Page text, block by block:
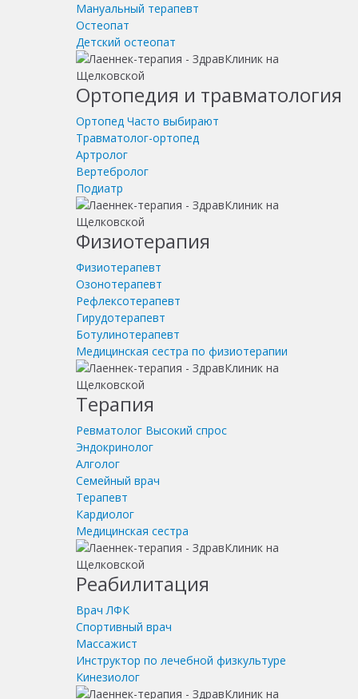
Мануальный терапевт
Остеопат
Детский остеопат
Ортопедия и травматология
Ортопед Часто выбирают
Травматолог-ортопед
Артролог
Вертебролог
Подиатр
Физиотерапия
Физиотерапевт
Озонотерапевт
Рефлексотерапевт
Гирудотерапевт
Ботулинотерапевт
Медицинская сестра по физиотерапии
Терапия
Ревматолог Высокий спрос
Эндокринолог
Алголог
Семейный врач
Терапевт
Кардиолог
Медицинская сестра
Реабилитация
Врач ЛФК
Спортивный врач
Массажист
Инструктор по лечебной физкультуре
Кинезиолог